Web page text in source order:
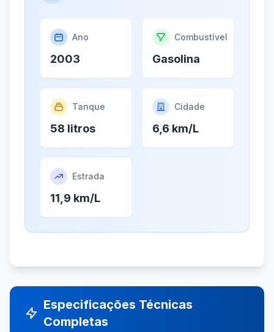
Ano
2003
Combustível
Gasolina
Tanque
58 litros
Cidade
6,6 km/L
Estrada
11,9 km/L
Especificações Técnicas
Completas